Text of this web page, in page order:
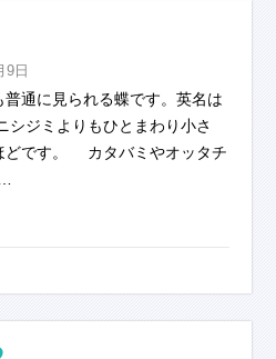
9日
通に見られる蝶です。英名は
ジミよりもひとまわり小さ
どです。 カタバミやオッタチ